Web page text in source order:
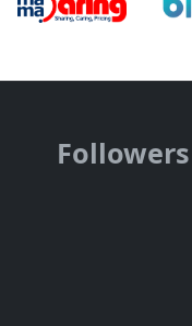
Followers